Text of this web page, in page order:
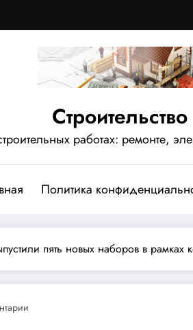
Строительство
работах: ремонте,
Политика
пять новых наборов в рамках